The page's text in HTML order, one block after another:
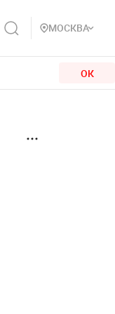
МОСКВА
ОК